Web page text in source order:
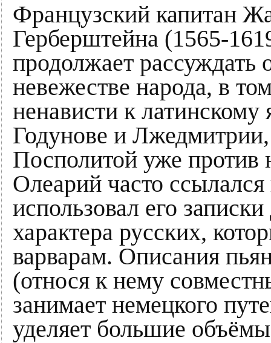
Французский капитан
Герберштейна (1565-
продолжает рассуждать
невежестве народа, в
ненависти к
Годунове и
Посполитой уже
Олеарий часто
использовал его
характера русских,
варварам. Описания
(относя к нему
занимает немецкого
уделяет большие объёмы